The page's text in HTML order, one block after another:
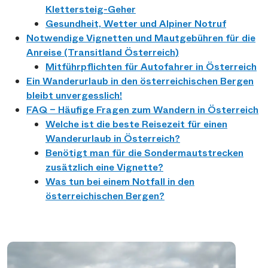
Klettersteig-Geher
Gesundheit, Wetter und Alpiner Notruf
Notwendige Vignetten und Mautgebühren für die
Anreise (Transitland Österreich)
Mitführpflichten für Autofahrer in Österreich
Ein Wanderurlaub in den österreichischen Bergen
bleibt unvergesslich!
FAQ – Häufige Fragen zum Wandern in Österreich
Welche ist die beste Reisezeit für einen
Wanderurlaub in Österreich?
Benötigt man für die Sondermautstrecken
zusätzlich eine Vignette?
Was tun bei einem Notfall in den
österreichischen Bergen?